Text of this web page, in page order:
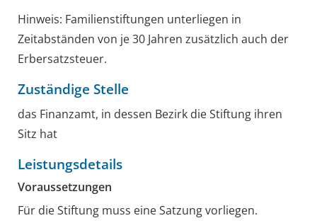
Hinweis: Familienstiftungen unterliegen in
Zeitabständen von je 30 Jahren zusätzlich auch der
Erbersatzsteuer.
Zuständige Stelle
das Finanzamt, in dessen Bezirk die Stiftung ihren
Sitz hat
Leistungsdetails
Voraussetzungen
Für die Stiftung muss eine Satzung vorliegen.